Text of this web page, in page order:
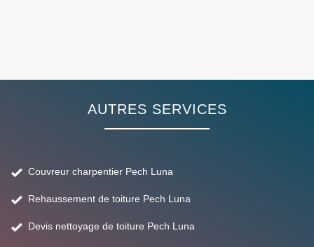
AUTRES SERVICES
Couvreur charpentier Pech Luna
Rehaussement de toiture Pech Luna
Devis nettoyage de toiture Pech Luna